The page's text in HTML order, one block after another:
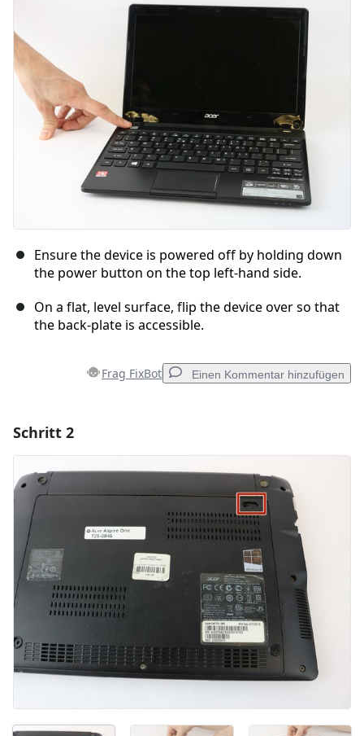
Ensure the device is powered off by holding down
the power button on the top left-hand side.
On a flat, level surface, flip the device over so that
the back-plate is accessible.
Frag FixBot Einen Kommentar hinzufügen
Kommentar hinzufügen
Abbrechen Kommentieren
Schritt 2